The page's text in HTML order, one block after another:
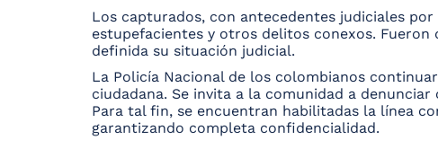
Los capturados, con antecedentes judiciales
estupefacientes y otros delitos conexos. Fueron
definida su situación judicial.
La Policía Nacional de los colombianos
ciudadana. Se invita a la comunidad a
Para tal fin, se encuentran habilitadas la línea
garantizando completa confidencialidad.